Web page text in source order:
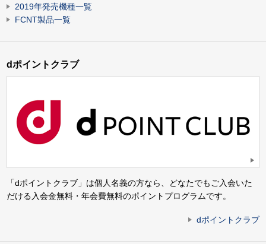
2019年発売機種一覧
FCNT製品一覧
dポイントクラブ
「dポイントクラブ」は個人名義の方なら、どなたでもご入会いた
だける入会金無料・年会費無料のポイントプログラムです。
dポイントクラブ